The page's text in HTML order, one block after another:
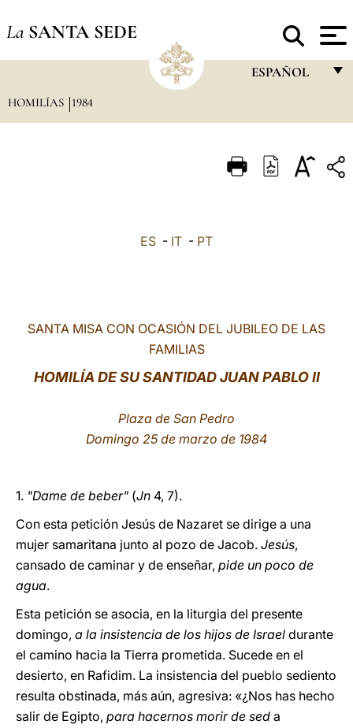
La SANTA SEDE
ESPAÑOL
ITALIANO
LATINE
HOMILÍAS 1984
ES - IT - PT
SANTA MISA CON OCASIÓN DEL JUBILEO DE LAS
FAMILIAS
HOMILÍA DE SU SANTIDAD JUAN PABLO II
Plaza de San Pedro
Domingo 25 de marzo de 1984
1. "Dame de beber" (Jn 4, 7).
Con esta petición Jesús de Nazaret se dirige a una
mujer samaritana junto al pozo de Jacob. Jesús,
cansado de caminar y de enseñar, pide un poco de
agua.
Esta petición se asocia, en la liturgia del presente
domingo, a la insistencia de los hijos de Israel durante
el camino hacia la Tierra prometida. Sucede en el
desierto, en Rafidim. La insistencia del pueblo sediento
resulta obstinada, más aún, agresiva: «¿Nos has hecho
salir de Egipto, para hacernos morir de sed a